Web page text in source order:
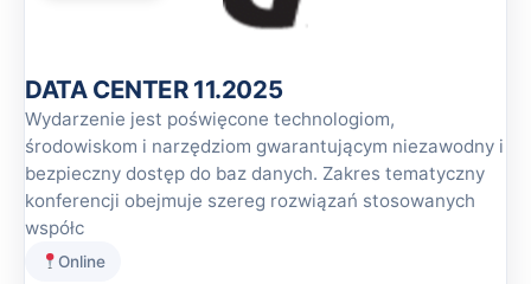
DATA CENTER 11.2025
Wydarzenie jest poświęcone technologiom,
środowiskom i narzędziom gwarantującym niezawodny i
bezpieczny dostęp do baz danych. Zakres tematyczny
konferencji obejmuje szereg rozwiązań stosowanych
współc
Online